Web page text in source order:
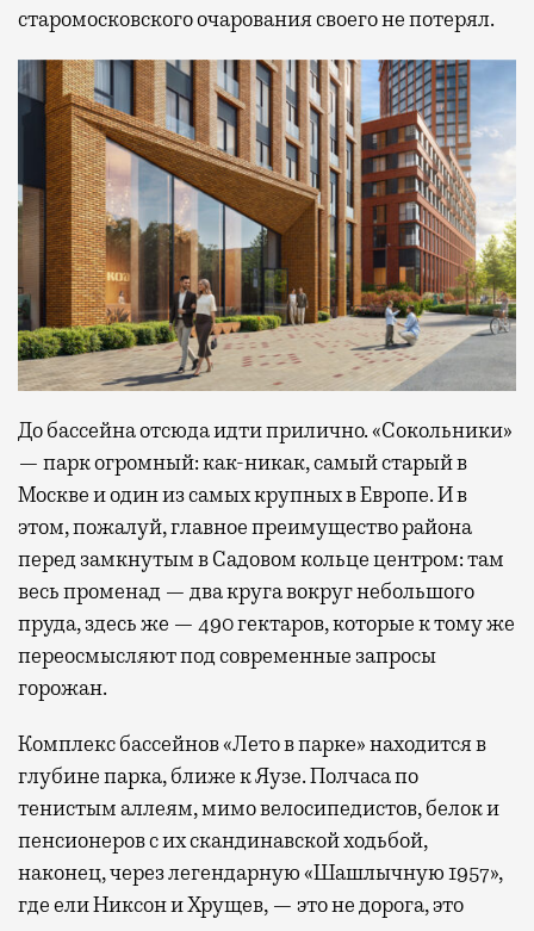
старомосковского очарования своего не потерял.
До бассейна отсюда идти прилично. «Сокольники»
— парк огромный: как-никак, самый старый в
Москве и один из самых крупных в Европе. И в
этом, пожалуй, главное преимущество района
перед замкнутым в Садовом кольце центром: там
весь променад — два круга вокруг небольшого
пруда, здесь же — 490 гектаров, которые к тому же
переосмысляют под современные запросы
горожан.
Комплекс бассейнов «Лето в парке» находится в
глубине парка, ближе к Яузе. Полчаса по
тенистым аллеям, мимо велосипедистов, белок и
пенсионеров с их скандинавской ходьбой,
наконец, через легендарную «Шашлычную 1957»,
где ели Никсон и Хрущев, — это не дорога, это